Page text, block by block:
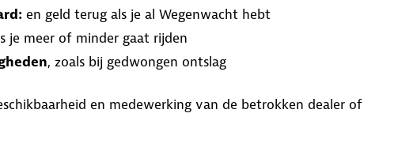
en geld terug als je al Wegenwacht hebt
je meer of minder gaat rijden
, zoals bij gedwongen ontslag
en medewerking van de betrokken dealer of